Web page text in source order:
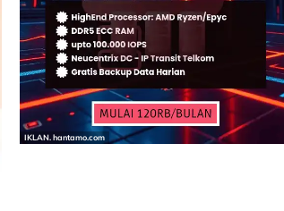
IKLAN. hantamo.com